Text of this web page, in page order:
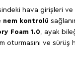
hava girişleri ve
nem kontrolü
Foam 1.0, ayak
ve sürüş